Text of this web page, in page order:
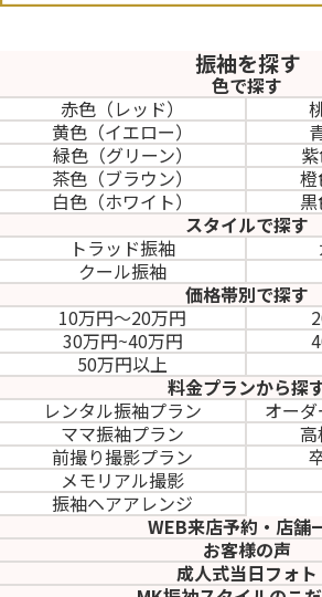
振袖を探す
色で探す
赤色（レッド）
黄色（イエロー）
緑色（グリーン）
茶色（ブラウン）
橙
白色（ホワイト）
黒
スタイルで探す
トラッド振袖
クール振袖
価格帯別で探す
10万円～20万円
30万円~40万円
50万円以上
料金プランから探
レンタル振袖プラン
オー
ママ振袖プラン
前撮り撮影プラン
メモリアル撮影
振袖ヘアアレンジ
WEB来店予約・店舗
お客様の声
成人式当日フォト